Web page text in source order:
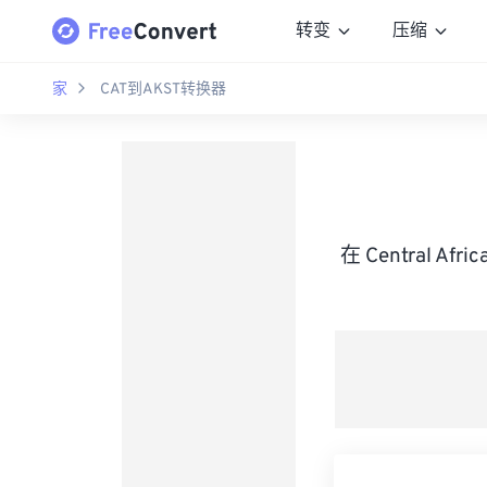
转变 压缩
家 CAT到AKST转换器
在 Central